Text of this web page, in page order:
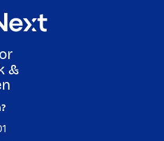
60 mm
&